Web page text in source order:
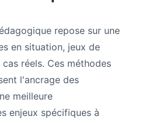
repose sur une
en situation, jeux de
réels. Ces méthodes
l'ancrage des
meilleure
enjeux spécifiques à